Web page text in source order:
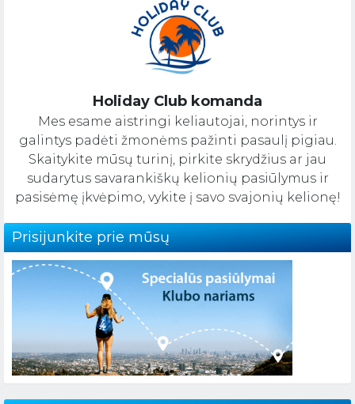
Holiday Club komanda
Mes esame aistringi keliautojai, norintys ir
galintys padėti žmonėms pažinti pasaulį pigiau.
Skaitykite mūsų turinį, pirkite skrydžius ar jau
sudarytus savarankiškų kelionių pasiūlymus ir
pasisėmę įkvėpimo, vykite į savo svajonių kelionę!
Prisijunkite prie mūsų